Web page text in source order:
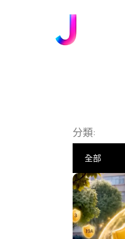
分類:
全部